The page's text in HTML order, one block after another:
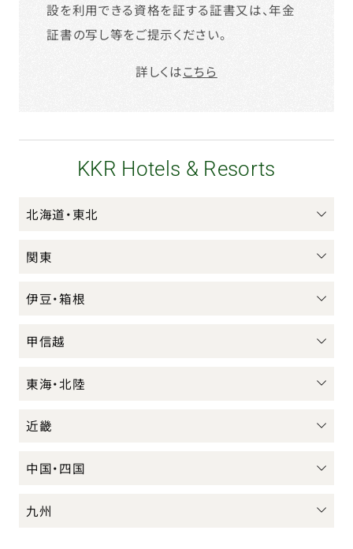
設を利用できる資格を証する証書又は、年金
証書の写し等をご提示ください。
詳しくはこちら
KKR Hotels & Resorts
北海道・東北
関東
伊豆・箱根
甲信越
東海・北陸
近畿
中国・四国
九州